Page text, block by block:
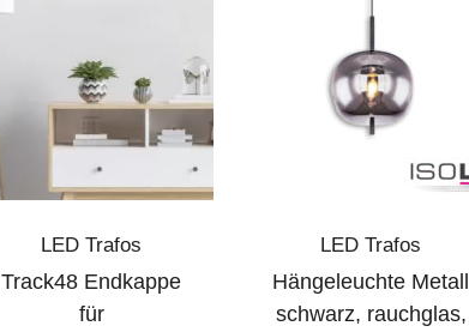
LED Trafos
Track48 Endkappe
für
LED Trafos
Hängeleuchte Metall
schwarz, rauchglas,